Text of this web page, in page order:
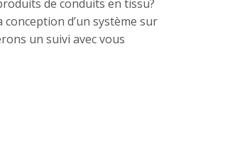
de conduits en tissu?
d’un système sur
un suivi avec vous